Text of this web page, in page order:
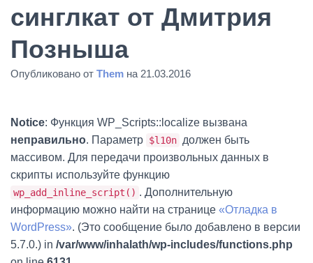
синглкат от Дмитрия
Позныша
Опубликовано от Them на 21.03.2016
Notice: Функция WP_Scripts::localize вызвана
неправильно. Параметр $l10n должен быть
массивом. Для передачи произвольных данных в
скрипты используйте функцию
wp_add_inline_script() . Дополнительную
информацию можно найти на странице «Отладка в
WordPress». (Это сообщение было добавлено в версии
5.7.0.) in /var/www/inhalath/wp-includes/functions.php